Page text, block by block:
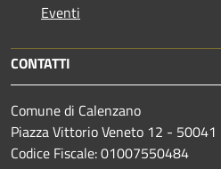
Eventi
CONTATTI
Comune di Calenzano
Piazza Vittorio Veneto 12 - 50041
Codice Fiscale: 01007550484